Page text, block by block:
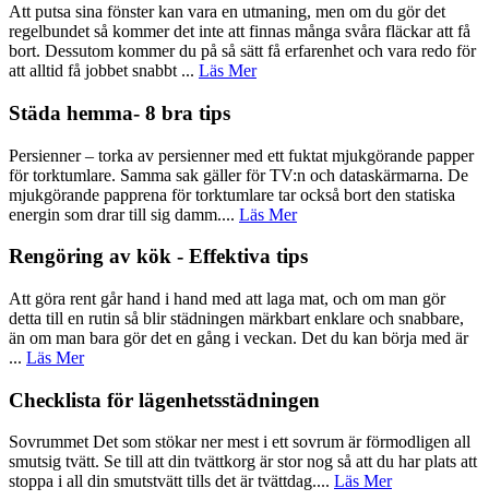
Att putsa sina fönster kan vara en utmaning, men om du gör det
regelbundet så kommer det inte att finnas många svåra fläckar att få
bort. Dessutom kommer du på så sätt få erfarenhet och vara redo för
att alltid få jobbet snabbt ... Läs Mer
Städa hemma- 8 bra tips
Persienner – torka av persienner med ett fuktat mjukgörande papper
för torktumlare. Samma sak gäller för TV:n och dataskärmarna. De
mjukgörande papprena för torktumlare tar också bort den statiska
energin som drar till sig damm.... Läs Mer
Rengöring av kök - Effektiva tips
Att göra rent går hand i hand med att laga mat, och om man gör
detta till en rutin så blir städningen märkbart enklare och snabbare,
än om man bara gör det en gång i veckan. Det du kan börja med är
... Läs Mer
Checklista för lägenhetsstädningen
Sovrummet Det som stökar ner mest i ett sovrum är förmodligen all
smutsig tvätt. Se till att din tvättkorg är stor nog så att du har plats att
stoppa i all din smutstvätt tills det är tvättdag.... Läs Mer